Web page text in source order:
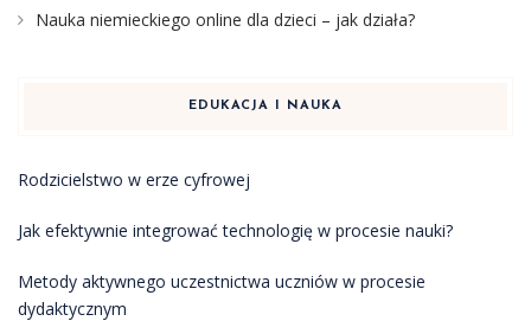
Nauka niemieckiego online dla dzieci – jak działa?
EDUKACJA I NAUKA
Rodzicielstwo w erze cyfrowej
Jak efektywnie integrować technologię w procesie nauki?
Metody aktywnego uczestnictwa uczniów w procesie
dydaktycznym